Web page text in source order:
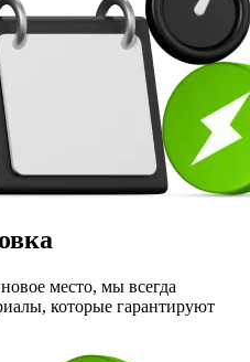
место, мы всегда
которые гарантируют